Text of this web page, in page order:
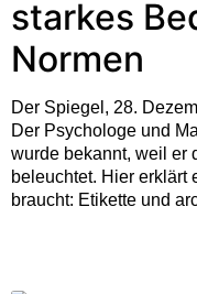
starkes
Normen
Der Spiegel, 28.
Der Psychologe und
wurde bekannt, weil er
beleuchtet. Hier erklärt
braucht: Etikette und